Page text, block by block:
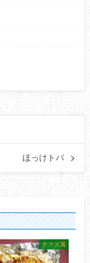
ほっけトバ
ナマズ属